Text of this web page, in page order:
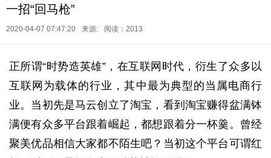
一招“回马枪”
2020-04-07 07:47:20 来源: 阅读：2013
正所谓“时势造英雄”，在互联网时代，衍生了众多以
互联网为载体的行业，其中最为典型的当属电商行
业。当初先是马云创立了淘宝，看到淘宝赚得盆满钵
满便有众多平台跟着崛起，都想跟着分一杯羹。曾经
聚美优品相信大家都不陌生吧？当初这个平台可谓红